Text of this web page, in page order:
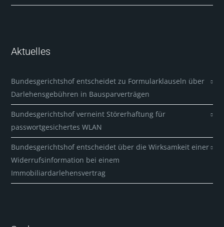
Aktuelles
Bundesgerichtshof entscheidet zu Formularklauseln über
Darlehensgebühren in Bausparverträgen
Bundesgerichtshof verneint Störerhaftung für
passwortgesichertes WLAN
Bundesgerichtshof entscheidet über die Wirksamkeit einer
Widerrufsinformation bei einem
Immobiliardarlehensvertrag